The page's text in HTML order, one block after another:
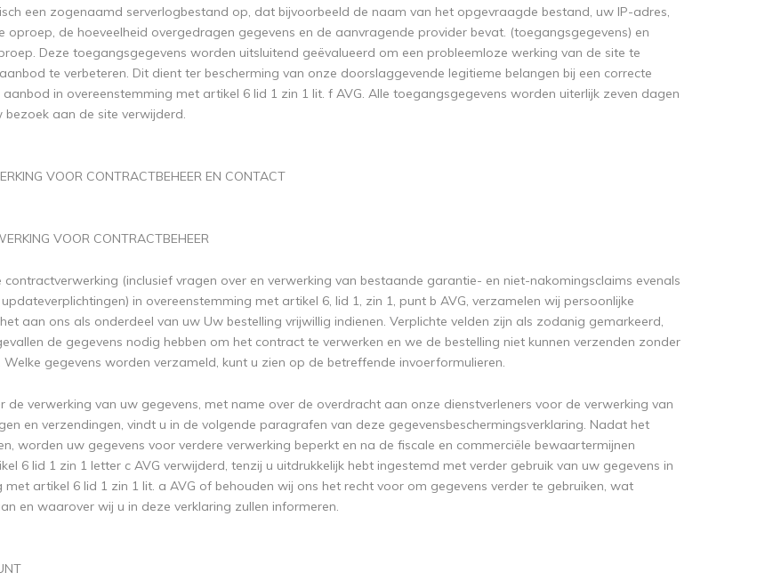
een zogenaamd serverlogbestand op, dat bijvoorbeeld de naam van het opgevraagde bestand, uw IP-adres,
oproep, de hoeveelheid overgedragen gegevens en de aanvragende provider bevat. (toegangsgegevens) en
Deze toegangsgegevens worden uitsluitend geëvalueerd om een ​​probleemloze werking van de site te
te verbeteren. Dit dient ter bescherming van onze doorslaggevende legitieme belangen bij een correcte
in overeenstemming met artikel 6 lid 1 zin 1 lit. f AVG. Alle toegangsgegevens worden uiterlijk zeven dagen
bezoek aan de site verwijderd.
VOOR CONTRACTBEHEER EN CONTACT
VOOR CONTRACTBEHEER
contractverwerking (inclusief vragen over en verwerking van bestaande garantie- en niet-nakomingsclaims evenals
in overeenstemming met artikel 6, lid 1, zin 1, punt b AVG, verzamelen wij persoonlijke
aan ons als onderdeel van uw Uw bestelling vrijwillig indienen. Verplichte velden zijn als zodanig gemarkeerd,
de gegevens nodig hebben om het contract te verwerken en we de bestelling niet kunnen verzenden zonder
Welke gegevens worden verzameld, kunt u zien op de betreffende invoerformulieren.
de verwerking van uw gegevens, met name over de overdracht aan onze dienstverleners voor de verwerking van
en verzendingen, vindt u in de volgende paragrafen van deze gegevensbeschermingsverklaring. Nadat het
worden uw gegevens voor verdere verwerking beperkt en na de fiscale en commerciële bewaartermijnen
6 lid 1 zin 1 letter c AVG verwijderd, tenzij u uitdrukkelijk hebt ingestemd met verder gebruik van uw gegevens in
met artikel 6 lid 1 zin 1 lit. a AVG of behouden wij ons het recht voor om gegevens verder te gebruiken, wat
​​en waarover wij u in deze verklaring zullen informeren.